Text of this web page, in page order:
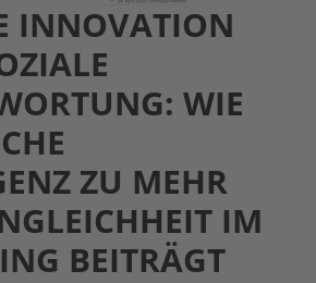
INNOVATION
WIE
ZU MEHR
IM
BEITRÄGT